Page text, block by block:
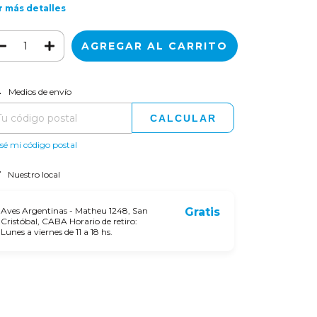
más detalles
para el CP:
Medios de envío
CALCULAR
mi código postal
Nuestro local
Aves Argentinas - Matheu 1248, San
Cristóbal, CABA Horario de retiro:
Lunes a viernes de 11 a 18 hs.
Gratis